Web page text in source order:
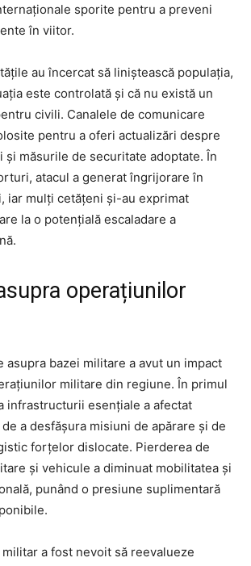
sporite pentru a preveni
în viitor.
au încercat să liniștească populația,
este controlată și că nu există un
civili. Canalele de comunicare
pentru a oferi actualizări despre
și măsurile de securitate adoptate. În
atacul a generat îngrijorare în
iar mulți cetățeni și-au exprimat
la o potențială escaladare a
operațiunilor
asupra bazei militare a avut un impact
militare din regiune. În primul
infrastructurii esențiale a afectat
a desfășura misiuni de apărare și de
forțelor dislocate. Pierderea de
și vehicule a diminuat mobilitatea și
punând o presiune suplimentară
a fost nevoit să reevalueze